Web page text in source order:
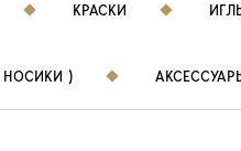
КРАСКИ
НОСИКИ )